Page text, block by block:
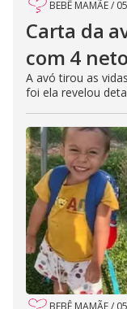
BEBÊ MAMÃE/
Carta da
com 4
A avó tirou as
foi ela revelou